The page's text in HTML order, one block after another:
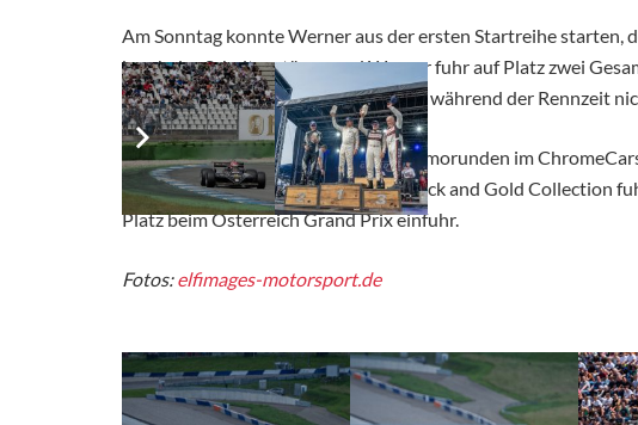
Am Sonntag konnte Werner aus der ersten Startreihe starten,
brach das Schaltgestänge und Werner fuhr auf Platz zwei
musste aufgeben. Eine Reparatur war während der Rennzeit
Werner gönnte sich noch ein paar Demorunden im
der den Lotus 77 Formel 1 aus der Black and Gold Collection
Platz beim Österreich Grand Prix einfuhr.
Fotos:elfimages-motorsport.de